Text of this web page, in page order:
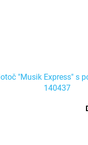
"Musik Express" s
140437